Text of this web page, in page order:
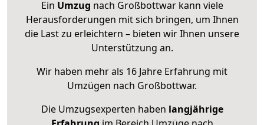
Ein Umzug nach Großbottwar kann viele
Herausforderungen mit sich bringen, um Ihnen
die Last zu erleichtern – bieten wir Ihnen unsere
Unterstützung an.
Wir haben mehr als 16 Jahre Erfahrung mit
Umzügen nach Großbottwar.
Die Umzugsexperten haben langjährige